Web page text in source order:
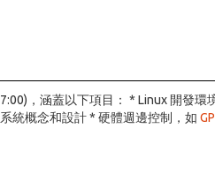
，涵蓋以下項目： * Linux 開發環
統概念和設計 * 硬體週邊控制，如